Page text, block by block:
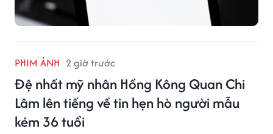
PHIM ẢNH 2 giờ trước
Đệ nhất mỹ nhân Hồng Kông Quan Chi
Lâm lên tiếng về tin hẹn hò người mẫu
kém 36 tuổi